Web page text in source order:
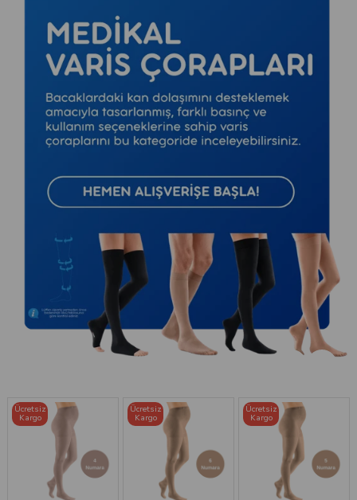
Ücretsiz
Kargo
Ücretsiz
Kargo
Ücretsiz
Kargo